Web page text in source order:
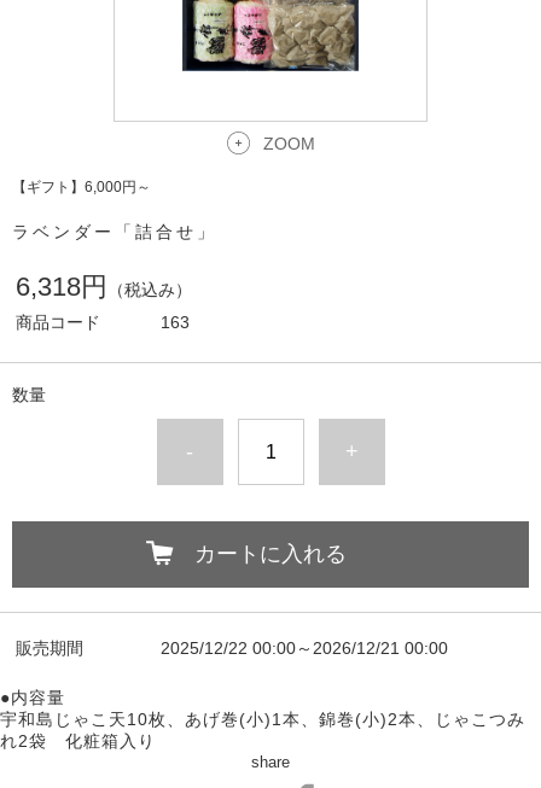
ZOOM
【ギフト】6,000円～
ラベンダー「詰合せ」
6,318円
（税込み）
商品コード
163
数量
- +
カートに入れる
販売期間 2025/12/22 00:00～2026/12/21 00:00
●内容量
宇和島じゃこ天10枚、あげ巻(小)1本、錦巻(小)2本、じゃこつみ
れ2袋 化粧箱入り
share